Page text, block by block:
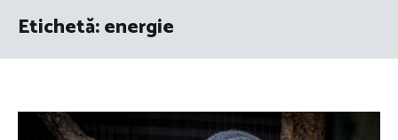
Etichetă:energie